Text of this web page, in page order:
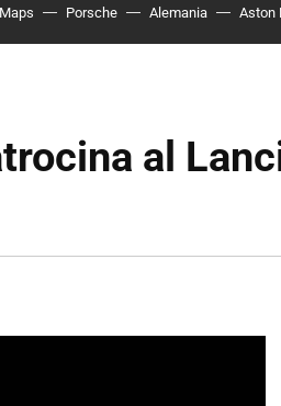
Porsche Alemania Aston
al